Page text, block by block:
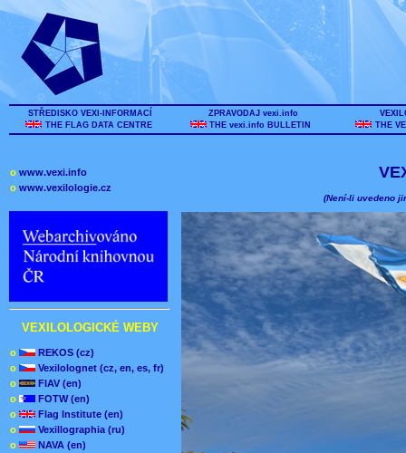
STŘEDISKO VEXI-INFORMACÍ
THE FLAG DATA CENTRE
ZPRAVODAJ vexi.info
THE vexi.info BULLETIN
THE
o www.vexi.info
o www.vexilologie.cz
VEXILOLOGICKÉ WEBY
o
REKOS (cz)
o
Vexilolognet (cz, en, es, fr)
o
FIAV (en)
o
FOTW (en)
o
Flag Institute (en)
o
Vexillographia (ru)
o
NAVA (en)
(Není-li uvedeno